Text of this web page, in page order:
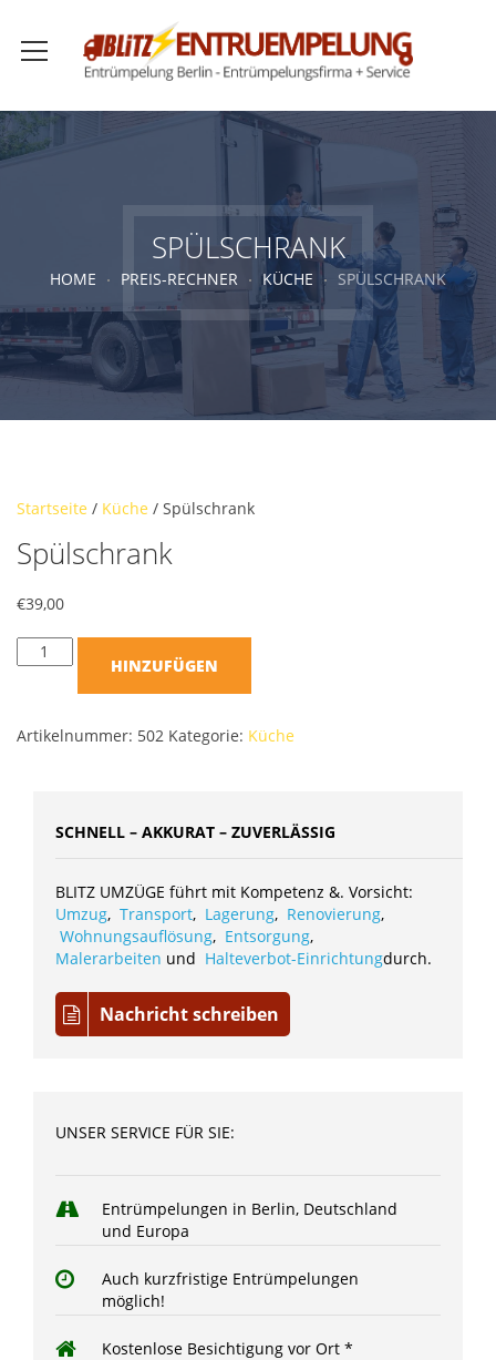
SPÜLSCHRANK
HOME PREIS-RECHNER KÜCHE SPÜLSCHRANK
Startseite / Küche / Spülschrank
Spülschrank
€39,00
HINZUFÜGEN
Artikelnummer: 502 Kategorie: Küche
SCHNELL – AKKURAT – ZUVERLÄSSIG
BLITZ UMZÜGE führt mit Kompetenz &. Vorsicht:
Umzug, Transport, Lagerung, Renovierung,
Wohnungsauflösung, Entsorgung,
Malerarbeiten und Halteverbot-Einrichtungdurch.
Nachricht schreiben
UNSER SERVICE FÜR SIE:
Entrümpelungen in Berlin, Deutschland
und Europa
Auch kurzfristige Entrümpelungen
möglich!
Kostenlose Besichtigung vor Ort *